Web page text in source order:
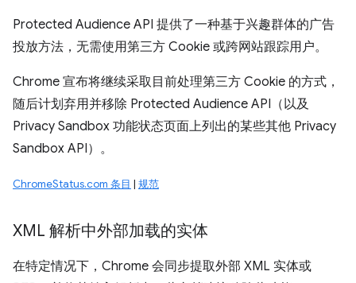
Protected Audience API 提供了一种基于兴趣群体的广告
投放方法，无需使用第三方 Cookie 或跨网站跟踪用户。
Chrome 宣布将继续采取目前处理第三方 Cookie 的方式，
随后计划弃用并移除 Protected Audience API（以及
Privacy Sandbox 功能状态页面上列出的某些其他 Privacy
Sandbox API）。
ChromeStatus.com 条目 | 规范
XML 解析中外部加载的实体
在特定情况下，Chrome 会同步提取外部 XML 实体或